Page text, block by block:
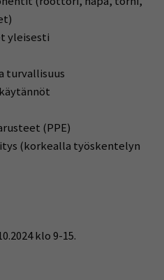
yleisesti
turvallisuus
(PPE)
(korkealla työskentelyn
klo 9-15.